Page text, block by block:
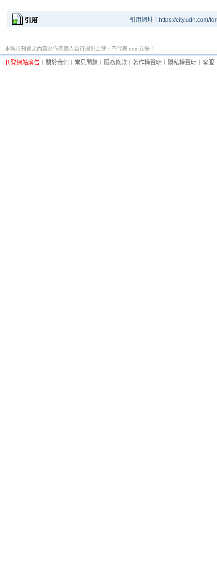
引用網址：https://city.udn.com/
本城市刊登之內容為作者個人自行提供上傳，不代表 udn 立場。
刊登網站廣告 關於我們 常見問題 服務條款 著作權聲明 隱私權聲明 客服